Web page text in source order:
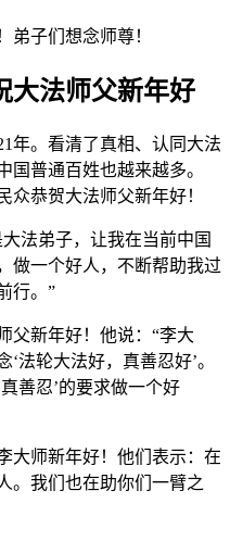
弟子们想念师尊！
法师父新年好
年。看清了真相、认同大法
国普通百姓也越来越多。
众恭贺大法师父新年好！
法弟子，让我在当前中国
做一个好人，不断帮助我过
行。”
父新年好！他说：“李大
法轮大法好，真善忍好’。
善忍’的要求做一个好
大师新年好！他们表示：在
。我们也在助你们一臂之